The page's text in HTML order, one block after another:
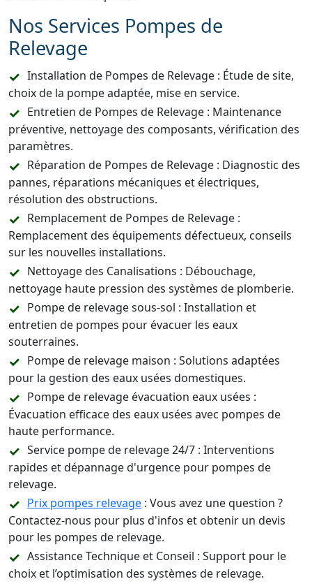
Nos Services Pompes de
Relevage
Installation de Pompes de Relevage : Étude de site,
choix de la pompe adaptée, mise en service.
Entretien de Pompes de Relevage : Maintenance
préventive, nettoyage des composants, vérification des
paramètres.
Réparation de Pompes de Relevage : Diagnostic des
pannes, réparations mécaniques et électriques,
résolution des obstructions.
Remplacement de Pompes de Relevage :
Remplacement des équipements défectueux, conseils
sur les nouvelles installations.
Nettoyage des Canalisations : Débouchage,
nettoyage haute pression des systèmes de plomberie.
Pompe de relevage sous-sol : Installation et
entretien de pompes pour évacuer les eaux
souterraines.
Pompe de relevage maison : Solutions adaptées
pour la gestion des eaux usées domestiques.
Pompe de relevage évacuation eaux usées :
Évacuation efficace des eaux usées avec pompes de
haute performance.
Service pompe de relevage 24/7 : Interventions
rapides et dépannage d'urgence pour pompes de
relevage.
Prix pompes relevage : Vous avez une question ?
Contactez-nous pour plus d'infos et obtenir un devis
pour les pompes de relevage.
Assistance Technique et Conseil : Support pour le
choix et l’optimisation des systèmes de relevage.